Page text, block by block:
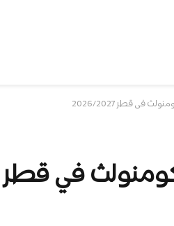
في قطر 2026/2027
في قطر 2026/